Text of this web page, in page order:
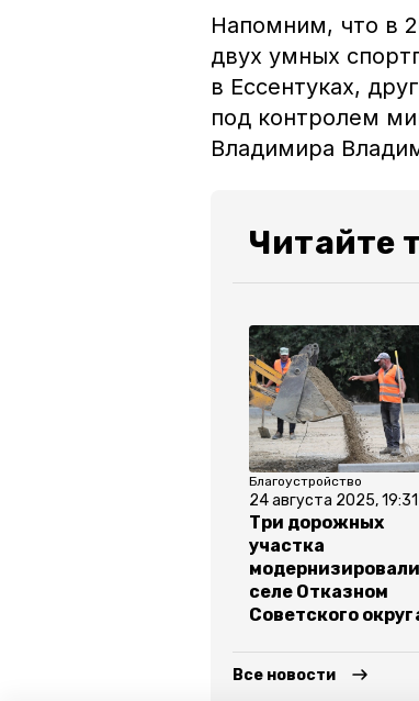
Напомним, что в
двух умных
в Ессентуках,
под контролем
Владимира
Читайте
Благоустройство
24 августа 2025, 19:31
Три дорожных
участка
селе Отказном
Советского
Все новости